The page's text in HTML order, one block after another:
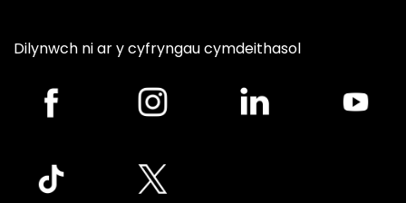
Dilynwch ni ar y cyfryngau cymdeithasol